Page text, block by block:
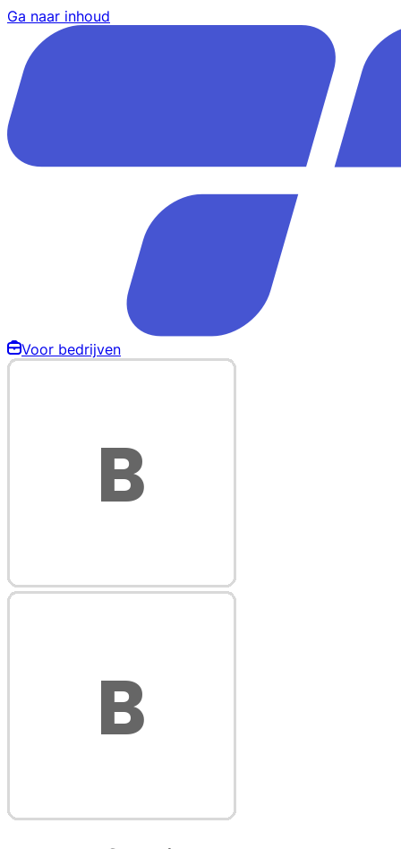
Ga naar inhoud
Voor bedrijven